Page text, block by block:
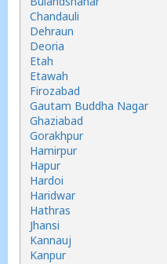
Chandauli
Dehraun
Deoria
Etah
Etawah
Firozabad
Gautam Buddha Nagar
Ghaziabad
Gorakhpur
Hamirpur
Hapur
Hardoi
Haridwar
Hathras
Jhansi
Kannauj
Kanpur